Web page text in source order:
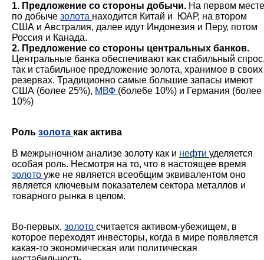
1. Предложение со стороны добычи. На первом месте
по добыче золота находится Китай и ЮАР, на втором
США и Австралия, далее идут Индонезия и Перу, потом
Россия и Канада.
2. Предложение со стороны центральных банков.
Центральные банка обеспечивают как стабильный
так и стабильное предложение золота, хранимое в своих
резервах. Традиционно самые большие запасы имеют
США (более 25%), МВФ (боле6е 10%) и Германия (более
10%)
Роль золота как актива
В межрыночном анализе золоту как и нефти уделяется
особая роль. Несмотря на то, что в настоящее время
золото уже не является всеобщим эквивалентом оно
является ключевым показателем сектора металлов и
товарного рынка в целом.
Во-первых, золото считается активом-убежищем, в
которое переходят инвесторы, когда в мире появляется
какая-то экономическая или политическая